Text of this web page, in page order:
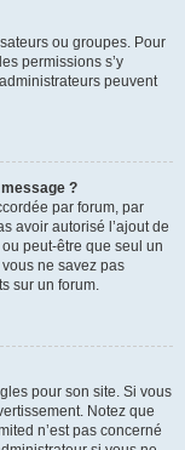
ou groupes. Pour
permissions s’y
peuvent
?
par forum, par
avoir autorisé l’ajout de
peut-être que seul un
ne savez pas
sur un forum.
pour son site. Si vous
Notez que
n’est pas concerné